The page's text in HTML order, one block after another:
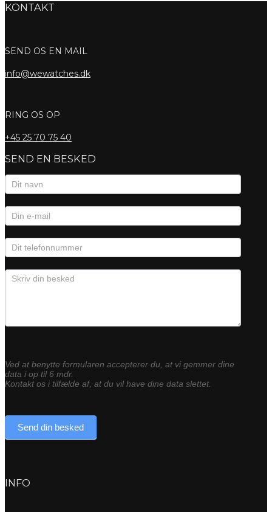
KONTAKT
SEND OS EN MAIL
info@wewatches.dk
RING OS OP
+45 25 70 75 40
SEND EN BESKED
Kontaktformular
Ved at benytte formularen accepterer du, at vi gemmer dine
data i op til 6 mdr.
Kontakt os i tilfælde af, at du vil have dine data slettet.
Send din besked
INFO